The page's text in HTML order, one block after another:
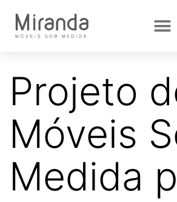
Projeto
Móveis
Medida